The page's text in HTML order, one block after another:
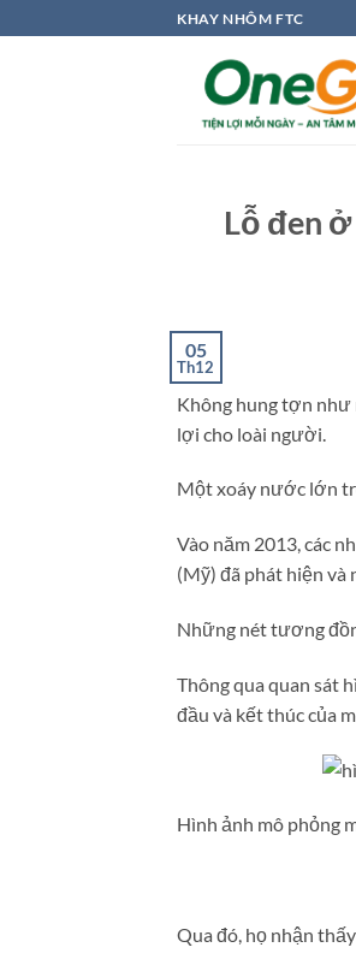
qua
KHAY NHÔM FTC
Lỗ đen
05
Th12
Không hung tợn như
lợi cho loài người.
Một xoáy nước lớn
Vào năm 2013, các
(Mỹ) đã phát hiện
Những nét tương
Thông qua quan sát
đầu và kết thúc của
Hình ảnh mô phỏng
Qua đó, họ nhận